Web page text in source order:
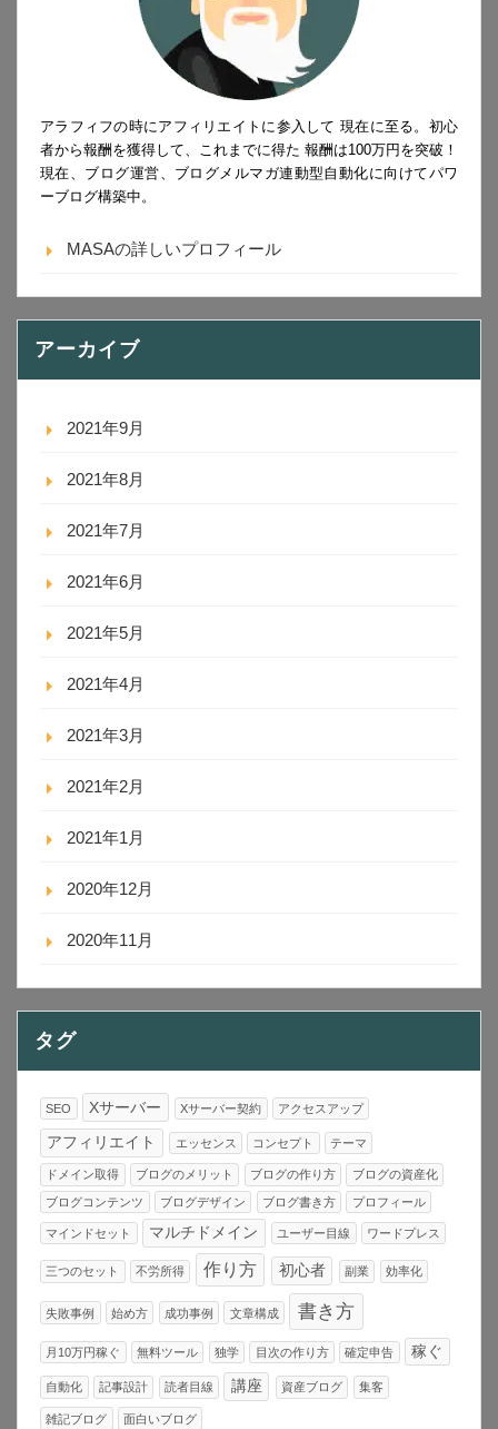
アラフィフの時にアフィリエイトに参入して 現在に至る。初心
者から報酬を獲得して、これまでに得た 報酬は100万円を突破！
現在、ブログ運営、ブログメルマガ連動型自動化に向けてパワ
ーブログ構築中。
MASAの詳しいプロフィール
アーカイブ
2021年9月
2021年8月
2021年7月
2021年6月
2021年5月
2021年4月
2021年3月
2021年2月
2021年1月
2020年12月
2020年11月
タグ
SEO Xサーバー Xサーバー契約 アクセスアップ
アフィリエイト エッセンス コンセプト テーマ
ドメイン取得 ブログのメリット ブログの作り方 ブログの資産化
ブログコンテンツ ブログデザイン ブログ書き方 プロフィール
マインドセット マルチドメイン ユーザー目線 ワードプレス
三つのセット 不労所得 作り方 初心者 副業 効率化
失敗事例 始め方 成功事例 文章構成 書き方
月10万円稼ぐ 無料ツール 独学 目次の作り方 確定申告 稼ぐ
自動化 記事設計 読者目線 講座 資産ブログ 集客
雑記ブログ 面白いブログ